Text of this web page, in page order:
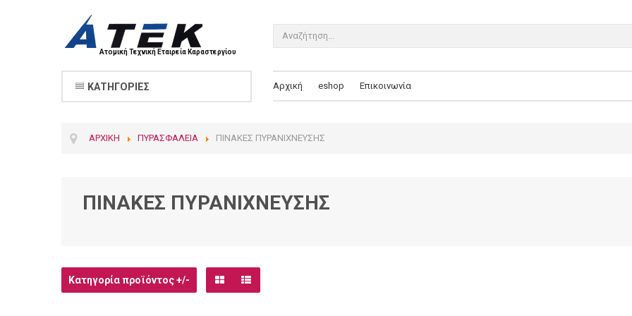
Ατομική Τεχνική Εταιρεία Καραστεργίου
ΚΑΤΗΓΟΡΊΕΣ Αρχική eshop Επικοινωνία
ΑΡΧΙΚΉ ΠΥΡΑΣΦΆΛΕΙΑ ΠΊΝΑΚΕΣ ΠΥΡΑΝΊΧΝΕΥΣΗΣ
ΠΙΝΑΚΕΣ ΠΥΡΑΝΙΧΝΕΥΣΗΣ
Κατηγορία προϊόντος +/-